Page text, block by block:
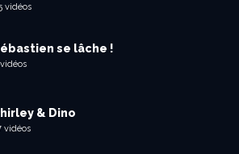
vidéos
se lâche !
& Dino
vidéos